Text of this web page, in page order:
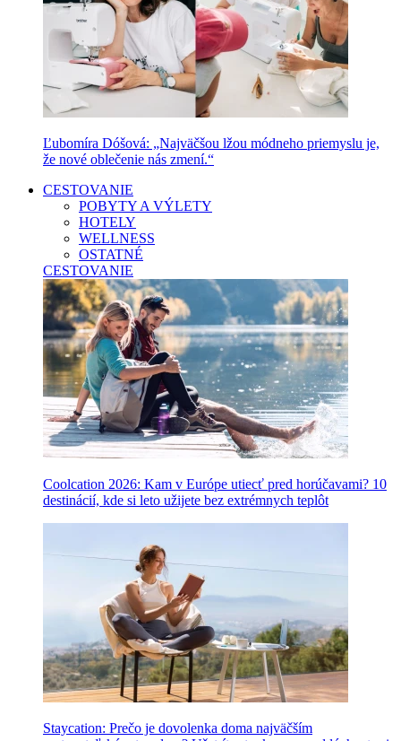
Ľubomíra Dóšová: „Najväčšou lžou módneho priemyslu je,
že nové oblečenie nás zmení.“
CESTOVANIE
POBYTY A VÝLETY
HOTELY
WELLNESS
OSTATNÉ
CESTOVANIE
Coolcation 2026: Kam v Európe utiecť pred horúčavami? 10
destinácií, kde si leto užijete bez extrémnych teplôt
Staycation: Prečo je dovolenka doma najväčším